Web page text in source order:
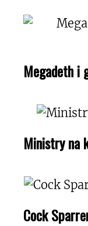
Megadeth i
Ministry na
Cock